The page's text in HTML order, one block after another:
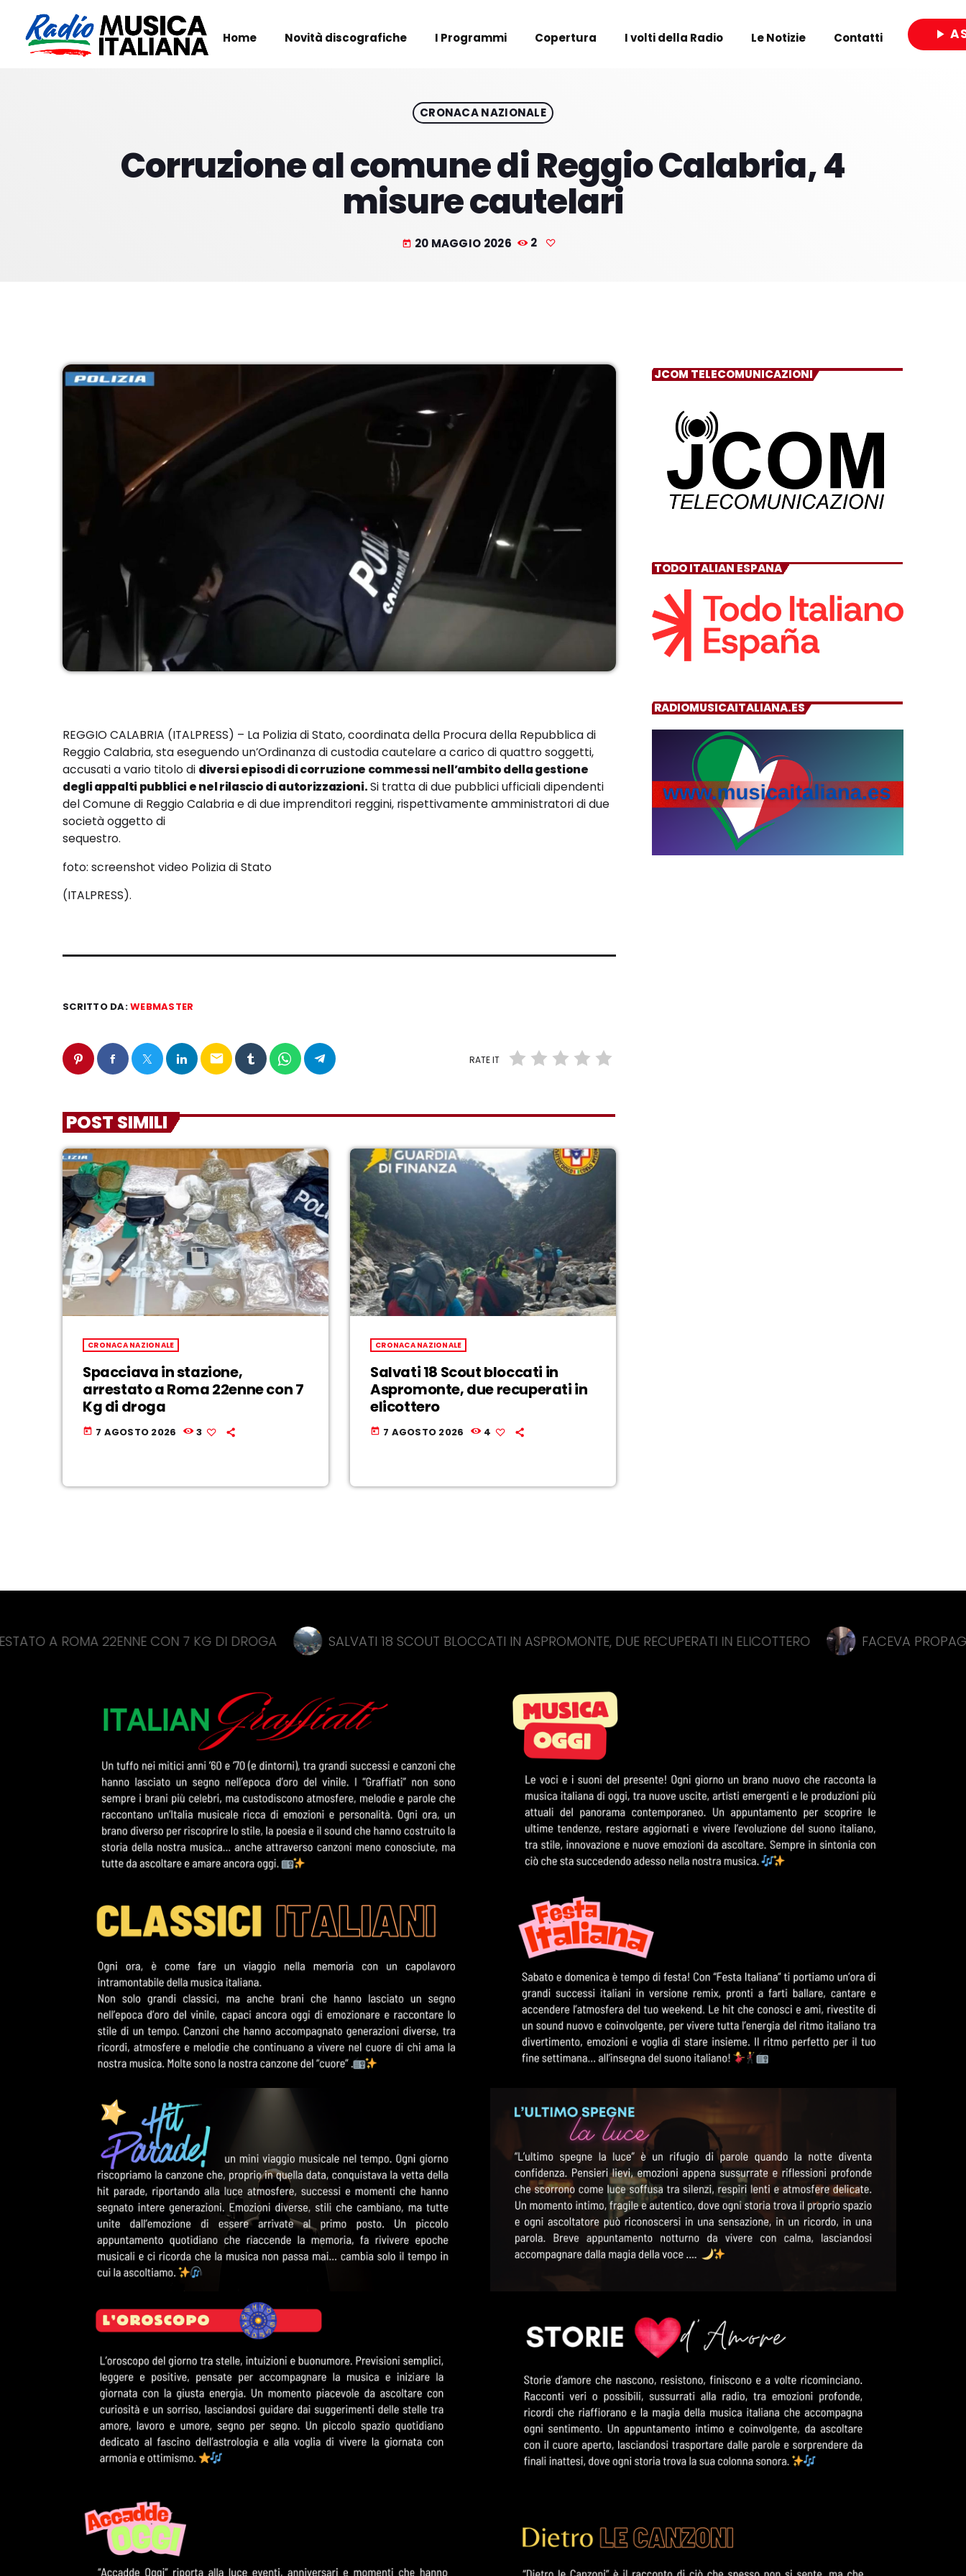
Home Novità discografiche I Programmi Copertura I volti della Radio Le Notizie Contatti play_arrow
CRONACA NAZIONALE
Corruzione al comune di Reggio Calabria, 4
misure cautelari
today 20 MAGGIO 2026 2
REGGIO CALABRIA (ITALPRESS) – La Polizia di Stato, coordinata della Procura della Repubblica di
Reggio Calabria, sta eseguendo un’Ordinanza di custodia cautelare a carico di quattro soggetti,
accusati a vario titolo di diversi episodi di corruzione commessi nell’ambito della gestione
degli appalti pubblici e nel rilascio di autorizzazioni.Si tratta di due pubblici ufficiali dipendenti
del Comune di Reggio Calabria e di due imprenditori reggini, rispettivamente amministratori di due
società oggetto di
sequestro.
foto: screenshot video Polizia di Stato
(ITALPRESS).
SCRITTO DA:WEBMASTER
email RATE IT
POST SIMILI
CRONACA NAZIONALE
Spacciava in stazione,
arrestato a Roma 22enne con 7
Kg di droga
today 7 AGOSTO 2026 3
CRONACA NAZIONALE
Salvati 18 Scout bloccati in
Aspromonte, due recuperati in
elicottero
today 7 AGOSTO 2026 4
JCOM TELECOMUNICAZIONI
TODO ITALIAN ESPANA
RADIOMUSICAITALIANA.ES
22ENNE CON 7 KG DI DROGA SALVATI 18 SCOUT BLOCCATI IN ASPROMONTE, DUE RECUPERATI IN ELICOTTERO FACEVA PROPAGANDA